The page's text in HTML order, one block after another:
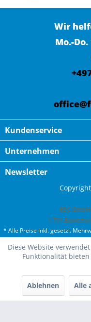
Wir
Mo.-
Kundenservice
Unternehmen
Newsletter
ESC GmbH
| 791
* Alle Preise inkl. gesetzl.
ausgenommen Gefahrgut.
Diese Website
Funktionalität
Ablehnen Alle